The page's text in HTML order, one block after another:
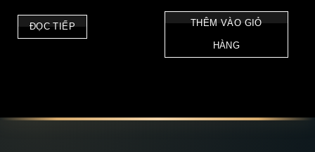
ĐỌC TIẾP THÊM VÀO GIỎ
HÀNG